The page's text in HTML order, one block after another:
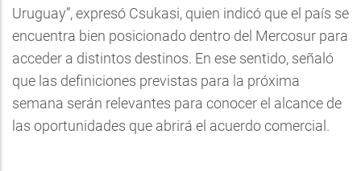
Uruguay”, expresó Csukasi, quien indicó que el país se
encuentra bien posicionado dentro del Mercosur para
acceder a distintos destinos. En ese sentido, señaló
que las definiciones previstas para la próxima
semana serán relevantes para conocer el alcance de
las oportunidades que abrirá el acuerdo comercial.